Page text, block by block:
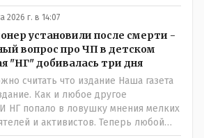
улицы дарить? При СССР что то
Ну и сейчас значит не
нибудь vofkakst: Где ономасты,
исторических
же историческое Кустанай
городишка
2026 г. в 14:07
установили после смерти -
вопрос про ЧП в детском
"НГ" добивалась три дня
считать что издание Наша газета
Как и любое другое
НГ попало в ловушку мнения мелких
и активистов. Теперь любой